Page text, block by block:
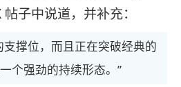
子中说道，并补充：
撑位，而且正在突破经典的
个强劲的持续形态。”